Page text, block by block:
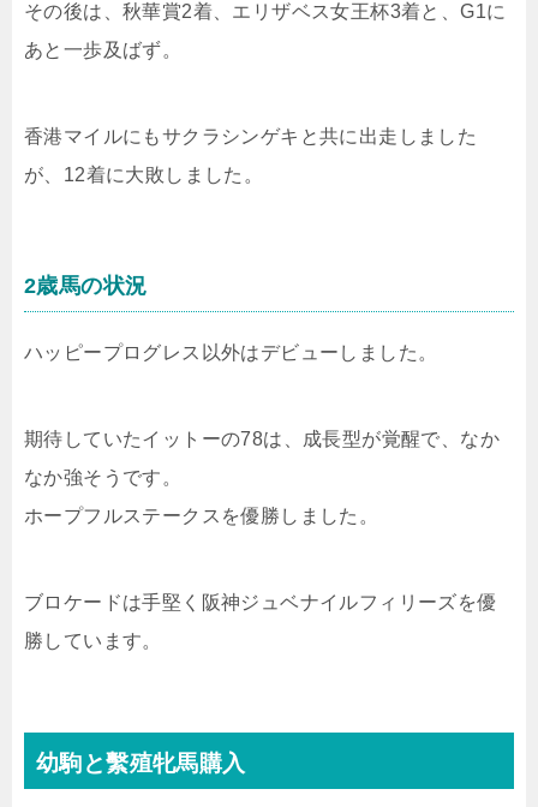
その後は、秋華賞2着、エリザベス女王杯3着と、G1に
あと一歩及ばず。
香港マイルにもサクラシンゲキと共に出走しました
が、12着に大敗しました。
2歳馬の状況
ハッピープログレス以外はデビューしました。
期待していたイットーの78は、成長型が覚醒で、なか
なか強そうです。
ホープフルステークスを優勝しました。
ブロケードは手堅く阪神ジュベナイルフィリーズを優
勝しています。
幼駒と繫殖牝馬購入